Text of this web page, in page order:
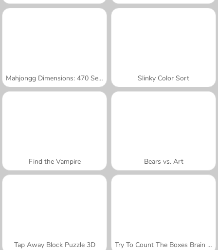
Mahjongg Dimensions: 470 Seconds Slinky Color Sort
Find the Vampire Bears vs. Art
Tap Away Block Puzzle 3D Try To Count The Boxes Brain Training